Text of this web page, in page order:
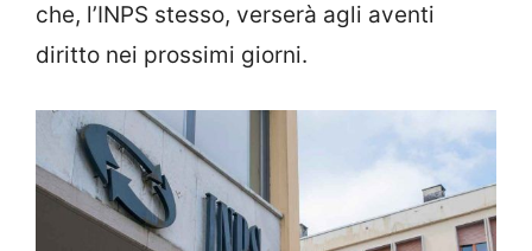
che, l’INPS stesso, verserà agli aventi
diritto nei prossimi giorni.